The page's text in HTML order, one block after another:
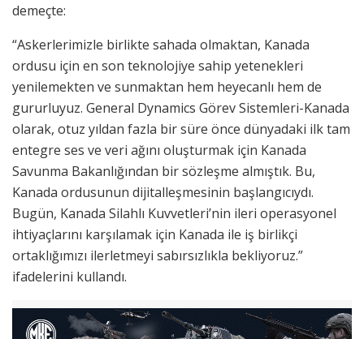
demeçte:
“Askerlerimizle birlikte sahada olmaktan, Kanada
ordusu için en son teknolojiye sahip yetenekleri
yenilemekten ve sunmaktan hem heyecanlı hem de
gururluyuz. General Dynamics Görev Sistemleri-Kanada
olarak, otuz yıldan fazla bir süre önce dünyadaki ilk tam
entegre ses ve veri ağını oluşturmak için Kanada
Savunma Bakanlığından bir sözleşme almıştık. Bu,
Kanada ordusunun dijitalleşmesinin başlangıcıydı.
Bugün, Kanada Silahlı Kuvvetleri’nin ileri operasyonel
ihtiyaçlarını karşılamak için Kanada ile iş birlikçi
ortaklığımızı ilerletmeyi sabırsızlıkla bekliyoruz.”
ifadelerini kullandı.